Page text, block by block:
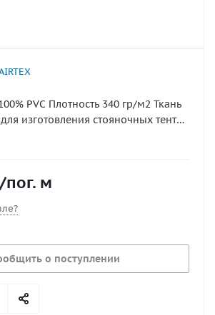
PVC Плотность 340 гр/м2 Ткань
изготовления стояночных тентов
Плотность корда (метод
340гр/м2 Прочность
на разрыв по утку (метод
53363) 222 Прочность ткани на
DIN 53363) 130 Адгезия
DIN 53357) 100 Огнестойкость -
ткани 150 см В рулоне 50
Цена указана за 1п.м 150смx100см
/пог. м
о поступлении